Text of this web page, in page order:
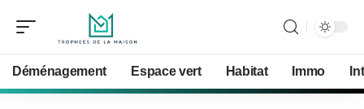
Déménagement Espace vert Habitat Immo